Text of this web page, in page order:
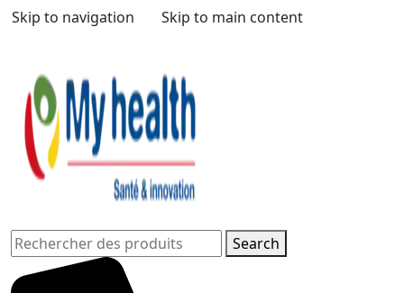
Skip to navigation Skip to main content
Search